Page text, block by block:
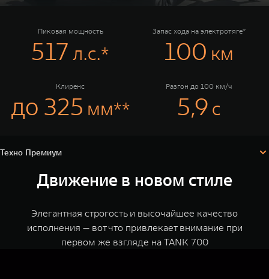
TANK 500
от 6 499 000 ₽ от 10 199
TANK Финансы
Корпоративным клиентам
TANK ФИНАНСЫ
TANK Кредит
TANK Лизинг
Сервис
Специальные предложения
Моторные масла
ЦИФРОВЫЕ СЕРВИСЫ TANK
Цифровые сервисы TANK
Пиковая мощность
517 л.с.*
Запас хода на электротяге*
100 км
Клиренс
до 325 мм**
Разгон до 100 км/ч
5,9 с
Техно Премиум
Техно Премиум
Движение в новом стиле
Элегантная строгость и высочайшее качество
исполнения — вот что привлекает внимание при
первом же взгляде на TANK 700